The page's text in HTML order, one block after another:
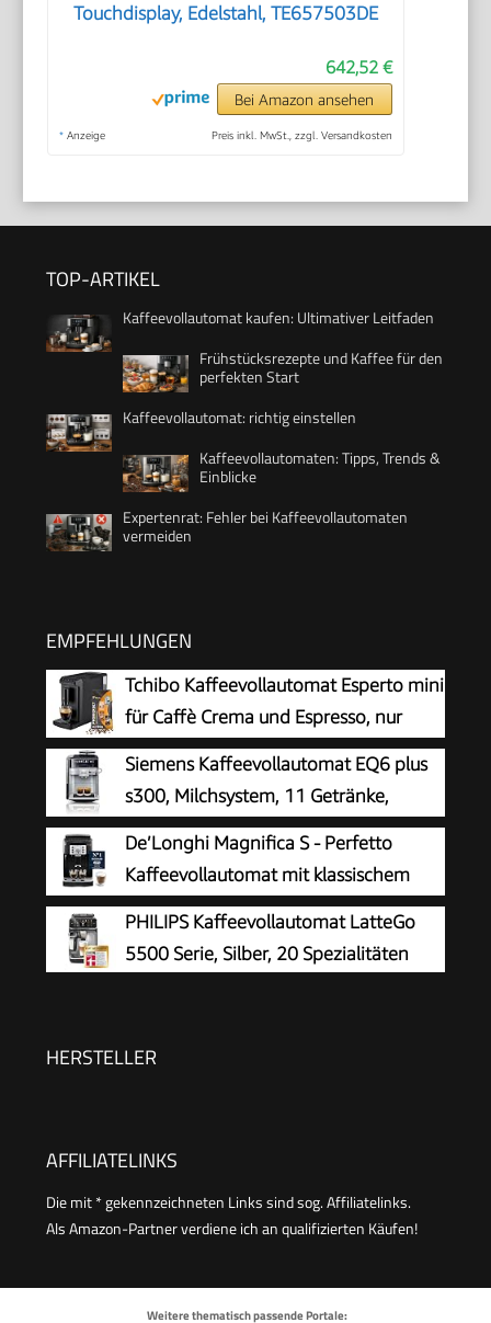
Touchdisplay, Edelstahl, TE657503DE
642,52 €
Bei Amazon ansehen
* Anzeige Preis inkl. MwSt., zzgl. Versandkosten
TOP-ARTIKEL
Kaffeevollautomat kaufen: Ultimativer Leitfaden
Frühstücksrezepte und Kaffee für den
perfekten Start
Kaffeevollautomat: richtig einstellen
Kaffeevollautomaten: Tipps, Trends &
Einblicke
Expertenrat: Fehler bei Kaffeevollautomaten
vermeiden
EMPFEHLUNGEN
Tchibo Kaffeevollautomat Esperto mini
für Caffè Crema und Espresso, nur
16cm breit, klein und kompakt,
geeignet für jede Küche, Camping,
Studentenapartment, Schwarz - INKLUSIVE
Kaffeeprobierset GRATIS
Siemens Kaffeevollautomat EQ6 plus
s300, Milchsystem, 11 Getränke,
automatische Reinigung des
Milchsystems, Keramikmahlwerk, großes
Touchdisplay, Silber, TE653501DE
De’Longhi Magnifica S - Perfetto
Kaffeevollautomat mit klassischem
Milchaufschäumer, Espresso- und
Cappuccino Kaffeemaschine, Bedienfeld mit
Tasten, Schwarz (ECAM22.110.B)
PHILIPS Kaffeevollautomat LatteGo
5500 Serie, Silber, 20 Spezialitäten
HERSTELLER
AFFILIATELINKS
Die mit * gekennzeichneten Links sind sog. Affiliatelinks.
Als Amazon-Partner verdiene ich an qualifizierten Käufen!
Weitere thematisch passende Portale: